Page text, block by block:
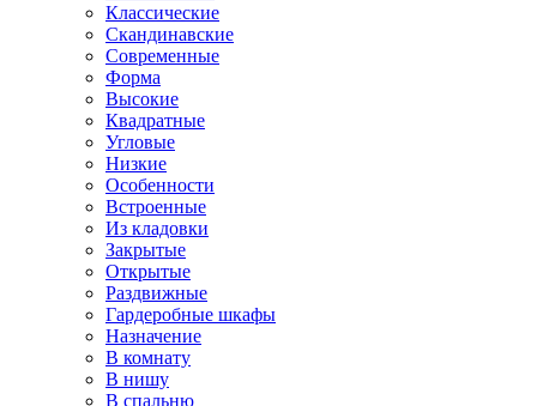
Классические
Скандинавские
Современные
Форма
Высокие
Квадратные
Угловые
Низкие
Особенности
Встроенные
Из кладовки
Закрытые
Открытые
Раздвижные
Гардеробные шкафы
Назначение
В комнату
В нишу
В спальню